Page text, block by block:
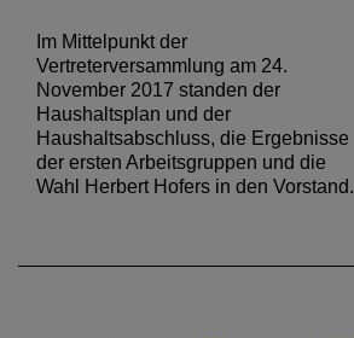
Im Mittelpunkt der
Vertreterversammlung am 24.
November 2017 standen der
Haushaltsplan und der
Haushaltsabschluss, die Ergebnisse
der ersten Arbeitsgruppen und die
Wahl Herbert Hofers in den Vorstand.